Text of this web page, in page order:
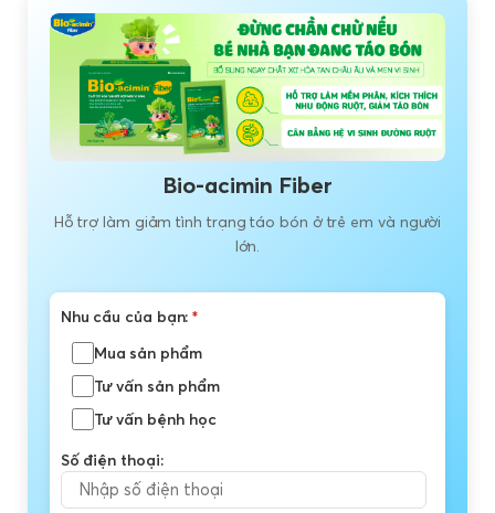
Bio-acimin Fiber
Hỗ trợ làm giảm tình trạng táo bón ở trẻ em và người
lớn.
Nhu cầu của bạn:*
Mua sản phẩm
Tư vấn sản phẩm
Tư vấn bệnh học
Số điện thoại: